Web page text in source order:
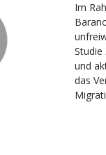
Im
Studie
und
das